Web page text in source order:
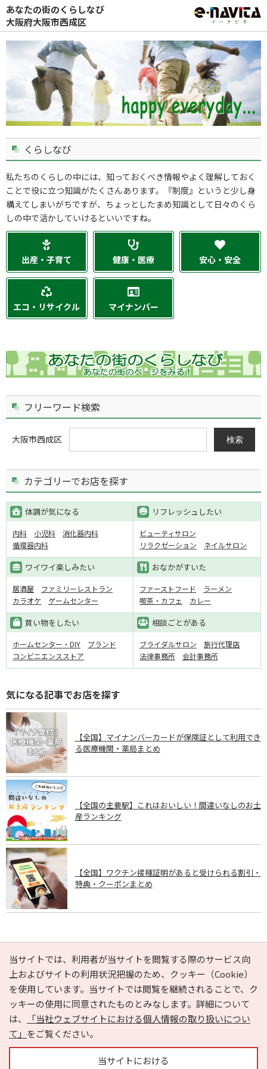
あなたの街のくらしなび
大阪府大阪市西成区
くらしなび
私たちのくらしの中には、知っておくべき情報やよく理解しておく
ことで役に立つ知識がたくさんあります。『制度』というと少し身
構えてしまいがちですが、ちょっとしたまめ知識として日々のくら
しの中で活かしていけるといいですね。
出産・子育て 健康・医療 安心・安全
エコ・リサイクル マイナンバー
フリーワード検索
大阪市西成区 検索
カテゴリーでお店を探す
体調が気になる
内科 小児科
消化器内科
循環器内科
リフレッシュしたい
ビューティサロン
リラクゼーション
ネイルサロン
ワイワイ楽しみたい
居酒屋
ファミリーレストラン
カラオケ
ゲームセンター
おなかがすいた
ファーストフード
ラーメン
喫茶・カフェ
カレー
買い物をしたい
ホームセンター・DIY
ブランド
コンビニエンスストア
相談ごとがある
ブライダルサロン
旅行代理店
法律事務所
会計事務所
気になる記事でお店を探す
【全国】マイナンバーカードが保険証として利用でき
る医療機関・薬局まとめ
【全国の主要駅】これはおいしい！間違いなしのお土
産ランキング
【全国】ワクチン接種証明があると受けられる割引・
特典・クーポンまとめ
PAGE TOP
当サイトでは、利用者が当サイトを閲覧する際のサービス向
上およびサイトの利用状況把握のため、クッキー（Cookie）
を使用しています。当サイトでは閲覧を継続されることで、ク
ッキーの使用に同意されたものとみなします。詳細について
は、
「当社ウェブサイトにおける個人情報の取り扱いについ
て」 をご覧ください。
当サイトにおける
e-NAVITA（イーナビタ）とは？ お気に入り
ヘルプ
利用規約
個人情報の取り扱いについて
運営会社
サイトマップ
広告掲載に関するお問い合わせ